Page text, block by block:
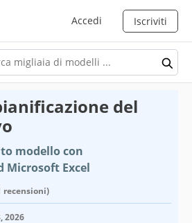
Accedi Iscriviti
del
modello con
Microsoft Excel
recensioni)
2026